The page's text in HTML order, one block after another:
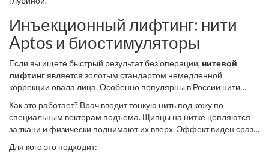
Инъекционный лифтинг: нити
Aptos и биостимуляторы
Если вы ищете быстрый результат без операции, нитевой
лифтингявляется золотым стандартом немедленной
коррекции овала лица.Особенно популярны в России нити
микрощипцами или конусами для фиксации тканей
Как это работает? Врач вводит тонкую нить под кожу по
специальным векторам подъема. Щипцы на нитке цепляются
за ткани и физически поднимают их вверх. Эффект виден сразу.
коллагена, что дает долгосрочный эффект уплотнения.
Для кого это подходит: